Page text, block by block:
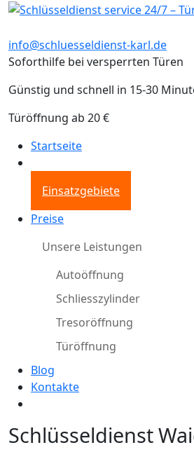
info@schluesseldienst-karl.de
Soforthilfe bei versperrten Türen
Günstig und schnell in 15-30
Türöffnung ab 20 €
Startseite
Einsatzgebiete
Preise
Unsere Leistungen
Autoöffnung
Schliesszylinder
Tresoröffnung
Türöffnung
Blog
Kontakte
Schlüsseldienst